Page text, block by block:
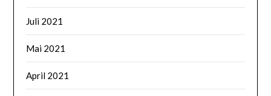
Juli 2021
Mai 2021
April 2021